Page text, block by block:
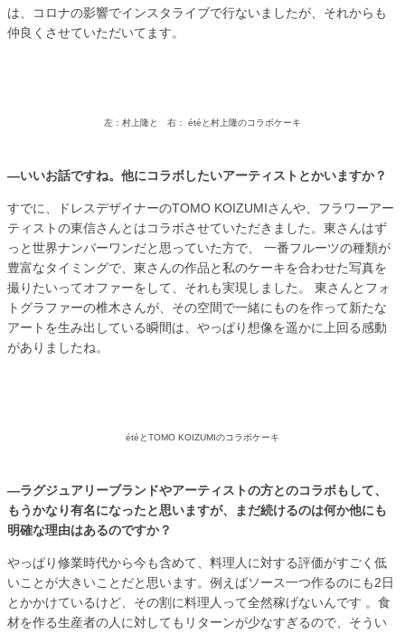
は、コロナの影響でインスタライブで行ないましたが、それからも
仲良くさせていただいてます。
左：村上隆と 右： étéと村上隆のコラボケーキ
―いいお話ですね。他にコラボしたいアーティストとかいますか？
すでに、ドレスデザイナーのTOMO KOIZUMIさんや、フラワーアー
ティストの東信さんとはコラボさせていただきました。東さんはず
っと世界ナンバーワンだと思っていた方で、 一番フルーツの種類が
豊富なタイミングで、東さんの作品と私のケーキを合わせた写真を
撮りたいってオファーをして、それも実現しました。 東さんとフォ
トグラファーの椎木さんが、その空間で一緒にものを作って新たな
アートを生み出している瞬間は、やっぱり想像を遥かに上回る感動
がありましたね。
étéとTOMO KOIZUMIのコラボケーキ
―ラグジュアリーブランドやアーティストの方とのコラボもして、
もうかなり有名になったと思いますが、まだ続けるのは何か他にも
明確な理由はあるのですか？
やっぱり修業時代から今も含めて、料理人に対する評価がすごく低
いことが大きいことだと思います。例えばソース一つ作るのにも2日
とかかけているけど、その割に料理人って全然稼げないんです 。食
材を作る生産者の人に対してもリターンが少なすぎるので、そうい